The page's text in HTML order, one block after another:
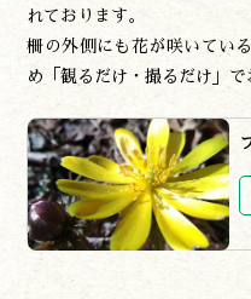
れております。
柵の外側にも花が咲いてい
め「観るだけ・撮るだけ」で